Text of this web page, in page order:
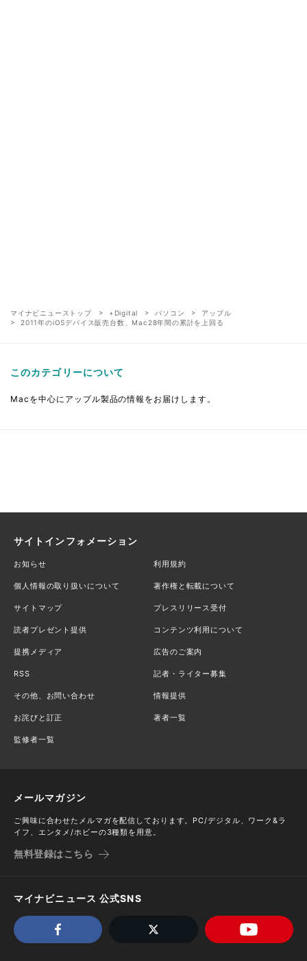
マイナビニューストップ +Digital パソコン
アップル
2011年のiOSデバイス販売台数、Mac28年間の累計を上回る
このカテゴリーについて
Macを中心にアップル製品の情報をお届けします。
サイトインフォメーション
お知らせ 利用規約
個人情報の取り扱いについて 著作権と転載について
サイトマップ プレスリリース受付
読者プレゼント提供 コンテンツ利用について
提携メディア 広告のご案内
RSS 記者・ライター募集
その他、お問い合わせ 情報提供
お詫びと訂正 著者一覧
監修者一覧
メールマガジン
ご興味に合わせたメルマガを配信しております。PC/デジタル、ワーク&ラ
イフ、エンタメ/ホビーの3種類を用意。
無料登録はこちら
マイナビニュース 公式SNS